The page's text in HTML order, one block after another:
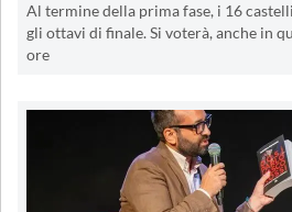
Al termine della prima fase, i 16
gli ottavi di finale. Si voterà, anche in
ore